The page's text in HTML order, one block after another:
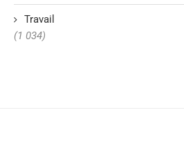
Travail
(1 034)